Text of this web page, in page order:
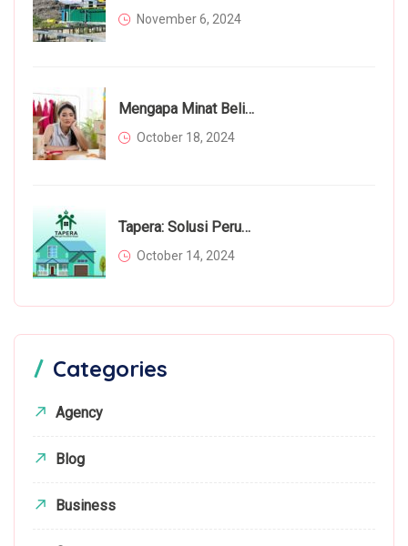
November 6, 2024
Mengapa Minat Beli Masyarakat Menurun Di Tahun 2024? Inilah Faktor Utamanya
October 18, 2024
Tapera: Solusi Perumahan Bagi Rakyat Atau Beban Tambahan?
October 14, 2024
Categories
Agency
Blog
Business